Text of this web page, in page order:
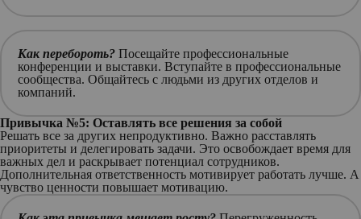
Как перебороть? Посещайте профессиональные
конференции и выставки. Вступайте в профессиональные
сообщества. Общайтесь с людьми из других отделов и
компаний.
Привычка №5: Оставлять все решения за собой
Решать все за других непродуктивно. Важно расставлять
приоритеты и делегировать задачи. Это освобождает время для
важных дел и раскрывает потенциал сотрудников.
Дополнительная ответственность мотивирует работать лучше. А
чувство ценности повышает мотивацию.